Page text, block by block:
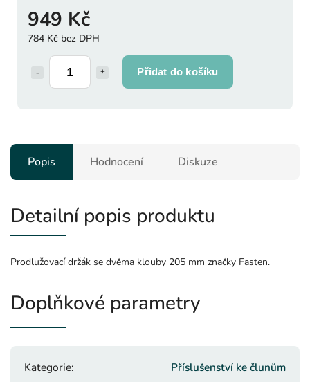
949 Kč
784 Kč bez DPH
Přidat do košíku
Popis Hodnocení Diskuze
Detailní popis produktu
Prodlužovací držák se dvěma klouby 205 mm značky Fasten.
Doplňkové parametry
Kategorie:
Příslušenství ke člunům